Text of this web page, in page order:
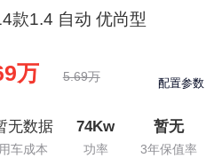
款1.4 自动 优尚型
万 5.69万 配置参数
无数据
用车成本
74Kw
功率
暂无
3年保值率